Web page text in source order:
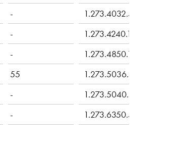
-
1.273.4032.50
-
1.273.4240.11
-
1.273.4850.11
55
1.273.5036.50
-
1.273.5040.50
- 1.273.6350.50